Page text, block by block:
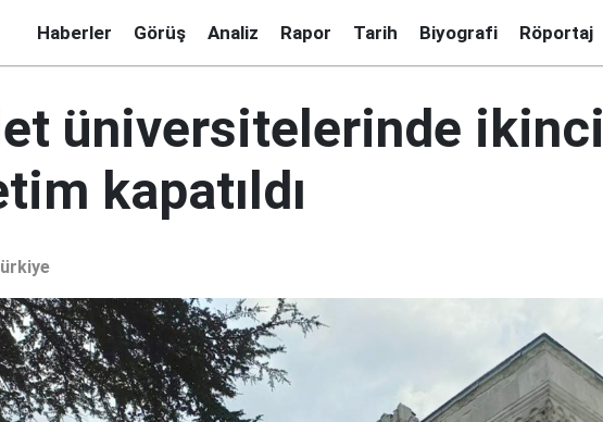
Haberler Görüş Analiz Rapor Tarih Biyografi Röportaj
üniversitelerinde ikinci
kapatıldı